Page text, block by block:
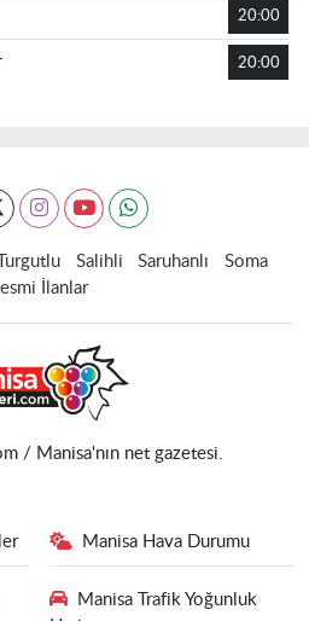
20:00
20:00
Salihli Saruhanlı
Soma
İlanlar
/ Manisa'nın net gazetesi.
Manisa Hava Durumu
Manisa Trafik Yoğunluk